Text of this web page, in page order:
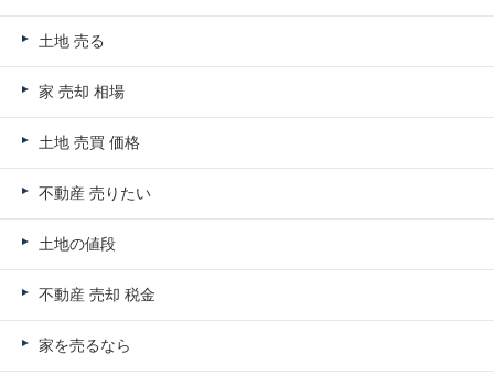
土地 売る
家 売却 相場
土地 売買 価格
不動産 売りたい
土地の値段
不動産 売却 税金
家を売るなら